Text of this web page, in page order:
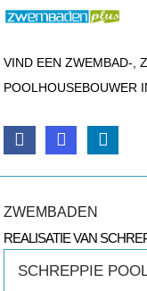
VIND EEN ZWEMBAD-,
POOLHOUSEBOUWER
ZWEMBADEN
REALISATIE VAN
SCHREPPIE